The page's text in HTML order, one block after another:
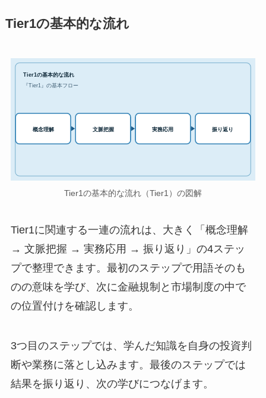
Tier1の基本的な流れ
Tier1の基本的な流れ
『Tier1』の基本フロー
概念理解 文脈把握 実務応用 振り返り
Tier1の基本的な流れ（Tier1）の図解
Tier1に関連する一連の流れは、大きく「概念理解
→ 文脈把握 → 実務応用 → 振り返り」の4ステッ
プで整理できます。最初のステップで用語そのも
のの意味を学び、次に金融規制と市場制度の中で
の位置付けを確認します。
3つ目のステップでは、学んだ知識を自身の投資判
断や業務に落とし込みます。最後のステップでは
結果を振り返り、次の学びにつなげます。